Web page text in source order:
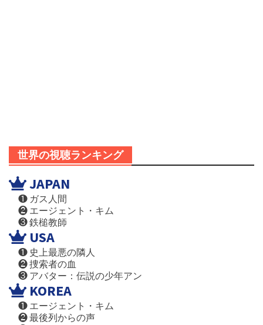
世界の視聴ランキング
JAPAN
❶ ガス人間
❷ エージェント・キム
❸ 鉄槌教師
USA
❶ 史上最悪の隣人
❷ 捜索者の血
❸ アバター：伝説の少年アン
KOREA
❶ エージェント・キム
❷ 最後列からの声